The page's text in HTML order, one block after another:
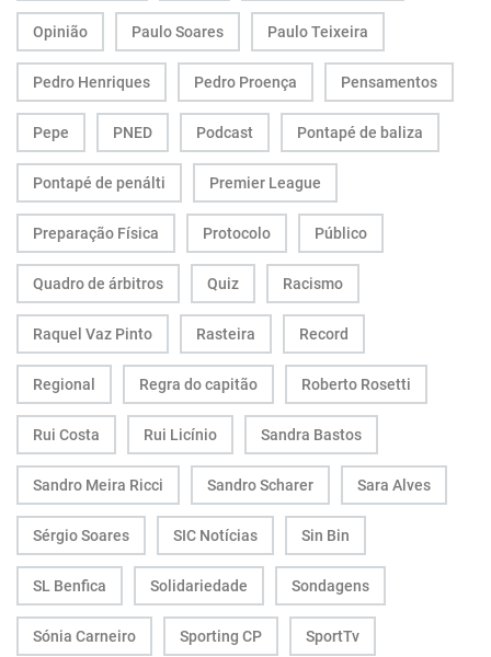
Opinião Paulo Soares Paulo Teixeira
Pedro Henriques Pedro Proença Pensamentos
Pepe PNED Podcast Pontapé de baliza
Pontapé de penálti Premier League
Preparação Física Protocolo Público
Quadro de árbitros Quiz Racismo
Raquel Vaz Pinto Rasteira Record
Regional Regra do capitão Roberto Rosetti
Rui Costa Rui Licínio Sandra Bastos
Sandro Meira Ricci Sandro Scharer Sara Alves
Sérgio Soares SIC Notícias Sin Bin
SL Benfica Solidariedade Sondagens
Sónia Carneiro Sporting CP SportTv